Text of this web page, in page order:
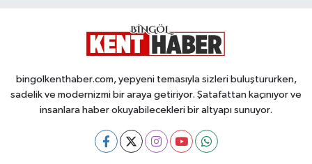
bingolkenthaber.com, yepyeni temasıyla sizleri buluştururken,
sadelik ve modernizmi bir araya getiriyor. Şatafattan kaçınıyor ve
insanlara haber okuyabilecekleri bir altyapı sunuyor.